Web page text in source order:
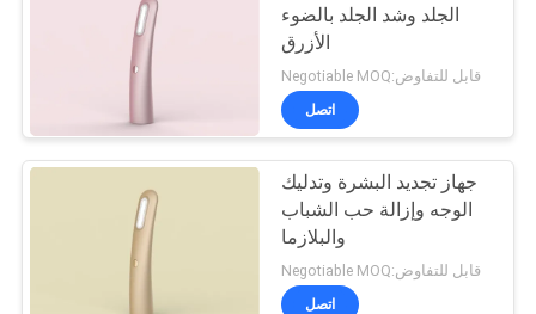
بمكواة مسطحة
بكرة الشعر الكهربائية
38
الجلد وشد الجلد بالضوء
الأزرق
Negotiable MOQ:قابل للتفاوض
اتصل
جهاز تجديد البشرة وتدليك
الوجه وإزالة حب الشباب
والبلازما
Negotiable MOQ:قابل للتفاوض
اتصل